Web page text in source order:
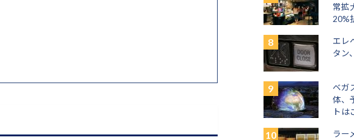
常拡
20%
エレ
タン
ベガ
体、
トは
ラー